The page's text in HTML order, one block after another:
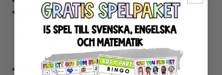
★ ANDRA ÄMNEN
SAMHÄLLSKUNSKAP
RELIGIONSKUNSKAP
★ SERIER